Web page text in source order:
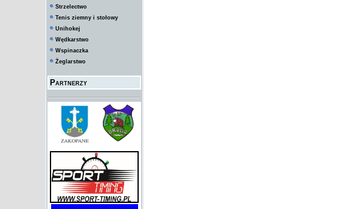
Strzelectwo
Tenis ziemny i stołowy
Unihokej
Wędkarstwo
Wspinaczka
Żeglarstwo
Partnerzy